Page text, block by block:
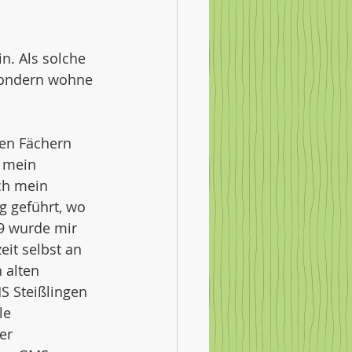
Als solche
wohne
Fächern
mein
geführt, wo
wurde mir
selbst an
alten
Steißlingen